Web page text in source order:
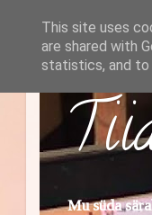
Mu süda
This site uses
are shared with
statistics, and to